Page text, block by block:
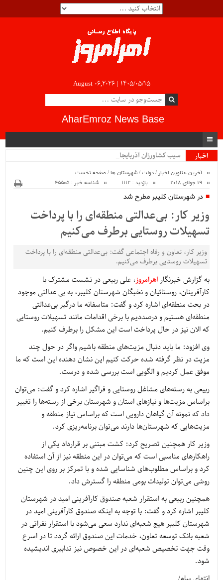
August 06,2026 | ۱۴۰۵/۰۵/۱۵
AharEmroz News Base
اخبار
سیب کشاورزان آذربایجان ش.
آخرین عناوین اخبار /دولت/شهرستان ها/صفحه نخست
19 جولای 2018
بازدید : 1112 شناسه خبر : 45505
در شهرستان کلیبر مطرح شد
وزیر کار: بی‌عدالتی منطقه‌ای را با پرداخت
تسهیلات روستایی برطرف می‌کنیم
وزیر کار، تعاون و رفاه اجتماعی گفت: بی‌عدالتی منطقه‌ای را با پرداخت
تسهیلات روستایی برطرف می‌کنیم.
به گزارش خبرنگاراهرامروز، علی ربیعی در نشست مشترک با
کارآفرینان، روستائیان و نخبگان شهرستان کلیبر، به بی عدالتی موجود
در بحث منطقه‌ای اشاره کرد و گفت: متاسفانه ما درگیر بی‌عدالتی
منطقه‌ای هستیم و درصددیم با برخی اقدامات مانند تسهیلات روستایی
که الان نیز در حال پرداخت است این مشکل را برطرف کنیم.
وی افزود: ما باید دنبال مزیت‌های منطقه باشیم واگر در حول چند
مزیت در نظر گرفته شده حرکت کنیم این نشان دهنده این است که ما
موفق عمل کردیم و الگویی است بررسی شده و درست.
ربیعی به رسته‌های مشاغل روستایی و فراگیر اشاره کرد و گفت: می‌توان
براساس مزیت‌ها و نیازهای استان و شهرستان برخی از رسته‌ها را تغییر
داد که نمونه آن گیاهان دارویی است که براساس نیاز منطقه و
مزیت‌هایی که شهرستان‌ها دارند می‌توان برنامه‌ریزی کرد.
وزیر کار همچنین تصریح کرد: کشت مبتنی بر قرارداد یکی از
راهکارهای مناسبی است که می‌توان در این منطقه نیز از آن استفاده
کرد و براساس مطلوب‌های شناسایی شده و با تمرکز بر روی این چنین
روشی می‌توان تولیدات بومی منطقه را گسترش داد.
همچنین ربیعی به استقرار شعبه صندوق کارآفرینی امید در شهرستان
کلیبر اشاره کرد و گفت: با توجه به اینکه صندوق کارآفرینی امید در
شهرستان کلیبر هیچ شعبه‌ای ندارد سعی می‌شود با استقرار نفراتی در
شعبه بانک توسعه تعاون، خدمات این صندوق ارائه گردد تا در اسرع
وقت جهت تخصیص شعبه‌ای در این خصوص نیز تدابیری اندیشیده
شود.